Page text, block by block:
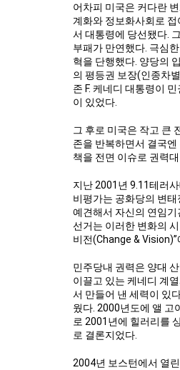
어차피 미국은 커다란
계화와 정보화사회로
서 대통령에 당선됐다.
부패가 만연했다. 극심
혁을 단행했다. 양당의
의 평등권 보장(인종차
존 F. 케네디 대통령이
이 있었다.
그 후로 미국은 작고 큰
존을 반복하면서 결국
책을 전면 이슈로 권력
지난 2001년 9.11테러
비평가는 공화당의 변
예견해서 자신의 연임
선거는 이러한 변화의
비전(Change &
민주당내 권력은 양대
이끌고 있는 케네디 계
서 만들어 낸 세력이 있
웠다. 2000년도에 앨 고
로 2001년에 힐러리를
로 결론지었다.
2004년 보스턴에서 열